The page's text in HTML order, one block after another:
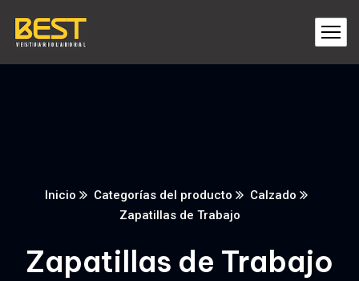
Inicio Categorías del producto
Calzado
Zapatillas de Trabajo
Zapatillas de Trabajo